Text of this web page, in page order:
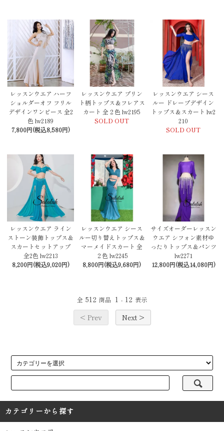
レッスンウエア ハーフ
ショルダーオフ フリル
デザインワンピース 全2
色 lw2189
7,800円(税込8,580円)
レッスンウエア プリン
ト柄トップス＆フレアス
カート 全２色 lw2195
SOLD OUT
レッスンウエア シース
ルー ドレープデザイン
トップス＆スカート lw2
210
SOLD OUT
レッスンウエア ライン
ストーン装飾トップス＆
スカートセットアップ
全2色 lw2213
8,200円(税込9,020円)
レッスンウエア シース
ルー切り替えトップス＆
マーメイドスカート 全
２色 lw2245
8,800円(税込9,680円)
サイズオーダーレッスン
ウエア シフォン素材ゆ
ったりトップス＆パンツ
lw2271
12,800円(税込14,080円)
全 512 商品 1 - 12 表示
< Prev Next >
カテゴリーから探す